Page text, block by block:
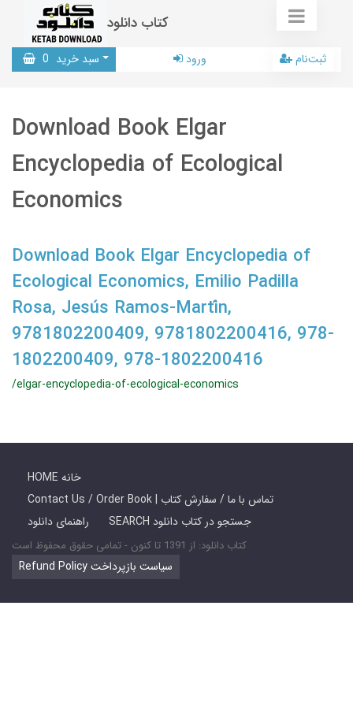
کتاب دانلود
سبد خرید 0 ورود ثبت‌نام
Download Book Elgar
Encyclopedia of Ecological
Economics
Download Book Elgar Encyclopedia of
Ecological Economics, Emilio Padilla
Rosa, Jesús Ramos-Martín,
9781802200409, 9781802200416, 978-
1802200409, 978-1802200416
/elgar-encyclopedia-of-ecological-economics
HOME خانه
Contact Us / Order Book | تماس با ما / سفارش کتاب
راهنمای دانلود
SEARCH جستجو در کتاب دانلود
کتاب دانلود: از 1391 تا کنون - تمامی حقوق محفوظ است
Refund Policy سیاست بازپرداخت